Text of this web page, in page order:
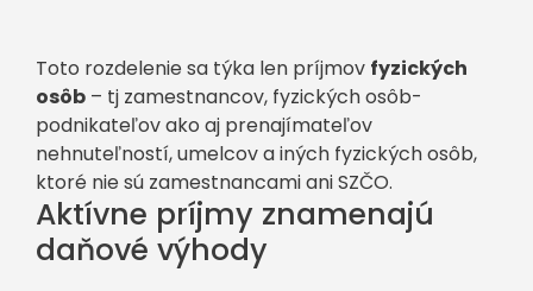
Toto rozdelenie sa týka len príjmov fyzických
osôb – tj zamestnancov, fyzických osôb-
podnikateľov ako aj prenajímateľov
nehnuteľností, umelcov a iných fyzických osôb,
ktoré nie sú zamestnancami ani SZČO.
Aktívne príjmy znamenajú
daňové výhody